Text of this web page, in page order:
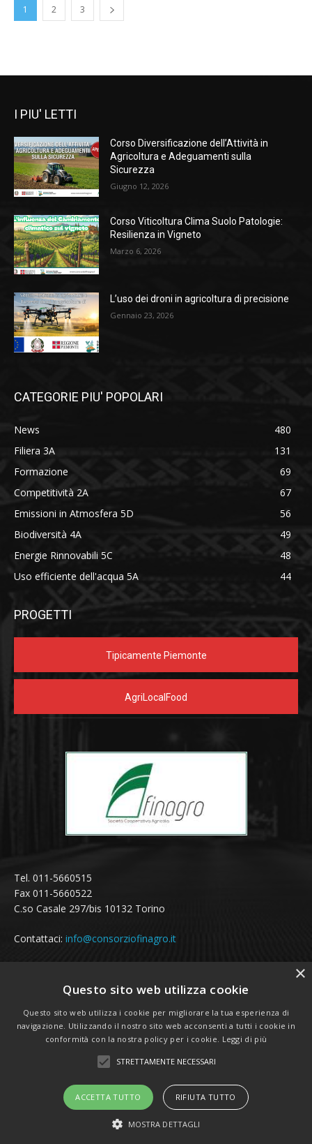
1 2 3
I PIU' LETTI
Corso Diversificazione dell’Attività in
Agricoltura e Adeguamenti sulla
Sicurezza
Giugno 12, 2026
Corso Viticoltura Clima Suolo Patologie:
Resilienza in Vigneto
Marzo 6, 2026
L’uso dei droni in agricoltura di precisione
Gennaio 23, 2026
CATEGORIE PIU' POPOLARI
News
480
Filiera 3A
131
Formazione
69
Competitività 2A
67
Emissioni in Atmosfera 5D
56
Biodiversità 4A
49
Energie Rinnovabili 5C
48
Uso efficiente dell'acqua 5A
44
PROGETTI
Tipicamente Piemonte
AgriLocalFood
Tel. 011-5660515
Fax 011-5660522
C.so Casale 297/bis 10132 Torino
Contattaci: info@consorziofinagro.it
SEGUICI SUI SOCIAL
Realizzazione sito web: LD Multimedia srl
Privacy e Cookie Policy
×
Questo sito web utilizza cookie
Questo sito web utilizza i cookie per migliorare la tua esperienza di
navigazione. Utilizzando il nostro sito web acconsenti a tutti i cookie in
conformità con la nostra policy per i cookie. Leggi di più
STRETTAMENTE NECESSARI
ACCETTA TUTTO RIFIUTA TUTTO
MOSTRA DETTAGLI